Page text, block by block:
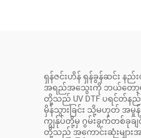
ရှန်ဇင်းဟိန် ရှန်ခွန်ဆင်း
အရည်အသွေးကို ဘယ်တော့မှ
တို့သည် UV DTF ပရင်တ်န
မှိန်သွားခြင်း သို့မဟုတ် အမှုန်
ကျွန်ုပ်တို့မှ ဂွမ်းခွက်တစ်ခုခ
တို့သည် အကောင်းဆုံးများ